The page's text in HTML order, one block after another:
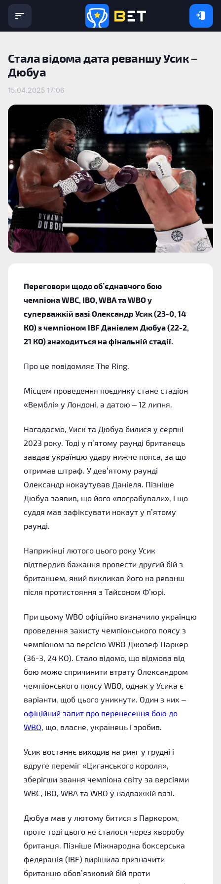
Стала відома дата реваншу Усик –
Дюбуа
15.04.2025 17:06
Переговори щодо об’єднавчого бою
чемпіона WBC, IBO, WBA та WBO у
суперважкій вазі Олександр Усик (23-0, 14
КО) з чемпіоном IBF Даніелем Дюбуа (22-2,
21 КО) знаходиться на фінальній стадії.
Про це повідомляє The Ring.
Місцем проведення поєдинку стане стадіон
«Вемблі» у Лондоні, а датою – 12 липня.
Нагадаємо, Уиск та Дюбуа билися у серпні
2023 року. Тоді у п’ятому раунді британець
завдав українцю удару нижче пояса, за що
отримав штраф. У дев’ятому раунді
Олександр нокаутував Даніеля. Пізніше
Дюбуа заявив, що його «пограбували», і що
суддя мав зафіксувати нокаут у п’ятому
раунді.
Наприкінці лютого цього року Усик
підтвердив бажання провести другий бій з
британцем, який викликав його на реванш
після протистояння з Тайсоном Ф’юрі.
При цьому WBO офіційно визначило українцю
проведення захисту чемпіонського поясу з
чемпіоном за версією WBO Джозеф Паркер
(36-3, 24 КО). Стало відомо, що відмова від
бою може спричинити втрату Олександром
чемпіонського поясу WBO, однак у Усика є
варіанти, щоб цього уникнути. Один з них –
офіційний запит про перенесення бою до
WBO, що, власне, українець і зробив.
Усик востаннє виходив на ринг у грудні і
вдруге переміг «Циганського короля»,
зберігши звання чемпіона світу за версіями
WBC, IBO, WBA та WBO у надважкій вазі.
Дюбуа мав у лютому битися з Паркером,
проте тоді цього не сталося через хворобу
британця. Пізніше Міжнародна боксерська
федерація (IBF) вирішила призначити
британцю обов’язковий бій проти